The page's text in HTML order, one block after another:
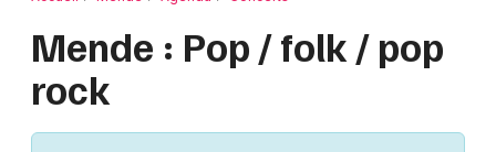
Grands événements
Bordeaux
Colmar
Lille
Mende : Pop / folk / pop
rock
Languedoc-Roussillon
Partout
Près de moi
Changer de lieu